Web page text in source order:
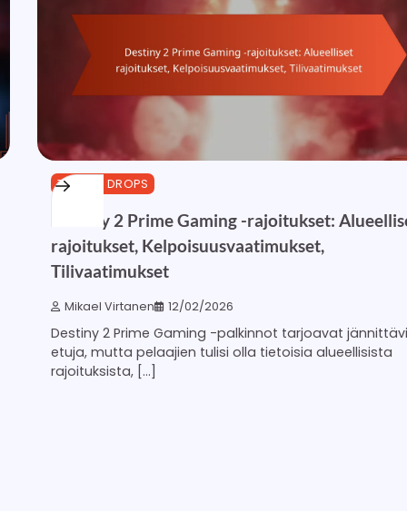
TWITCH DROPS
Destiny 2 Prime Gaming -rajoitukset:
rajoitukset, Kelpoisuusvaatimukset,
Tilivaatimukset
Mikael Virtanen 12/02/2026
Destiny 2 Prime Gaming -palkinnot tarjoavat
etuja, mutta pelaajien tulisi olla tietoisia alueellisista
rajoituksista, […]